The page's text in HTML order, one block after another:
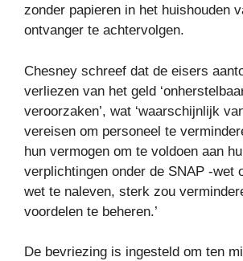
zonder papieren in het huishouden
ontvanger te achtervolgen.
Chesney schreef dat de eisers
verliezen van het geld
veroorzaken’, wat ‘waarschijnlijk
vereisen om personeel te
hun vermogen om te voldoen aan
verplichtingen onder de SNAP -wet
wet te naleven, sterk zou
voordelen te beheren.’
De bevriezing is ingesteld om ten